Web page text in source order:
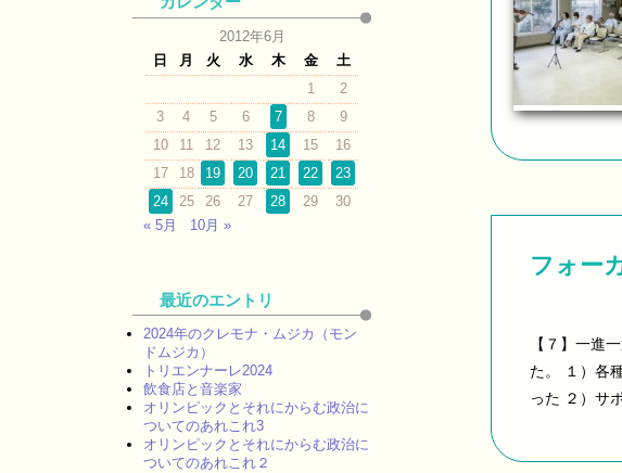
フォー
【７】一進
た。 １）各
った ２）サ
2012年6月
日
月 火 水 木 金
土
1
2
3
4 5 6 7 8
9
10
11 12 13 14 15
16
17
18 19 20 21 22
23
24
25 26 27 28 29
30
« 5月
10月 »
最近のエントリ
2024年のクレモナ・ムジカ（モン
ドムジカ）
トリエンナーレ2024
飲食店と音楽家
オリンピックとそれにからむ政治に
ついてのあれこれ3
オリンピックとそれにからむ政治に
ついてのあれこれ２